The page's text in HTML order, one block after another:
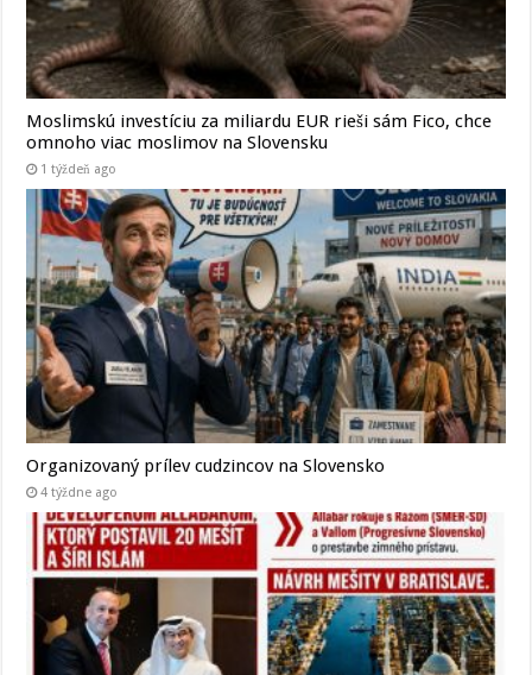
Moslimskú investíciu za miliardu EUR rieši sám Fico, chce
omnoho viac moslimov na Slovensku
1 týždeň ago
Organizovaný prílev cudzincov na Slovensko
4 týždne ago